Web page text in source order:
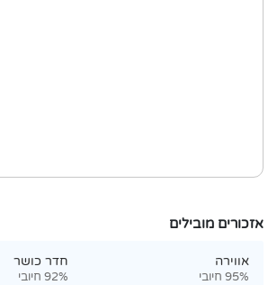
אזכורים מובילים
אווירה
95% חיובי
חדר כושר
92% חיובי